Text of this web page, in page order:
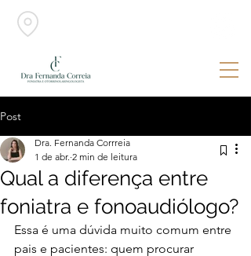
Post
Qual a diferença entre
foniatra e fonoaudiólogo?
Dra. Fernanda Corrreia
1 de abr. 2 min de leitura
Essa é uma dúvida muito comum entre
pais e pacientes: quem procurar